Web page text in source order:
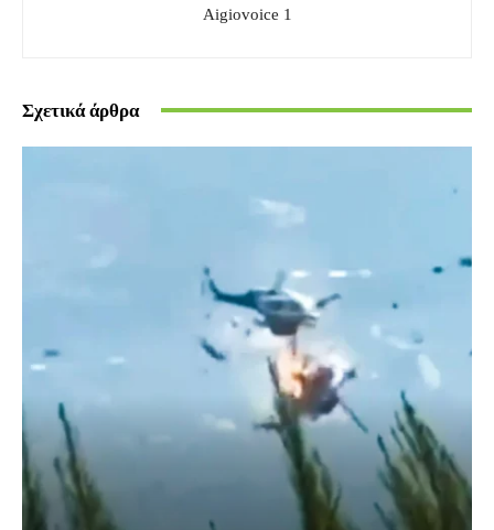
Aigiovoice 1
Σχετικά άρθρα